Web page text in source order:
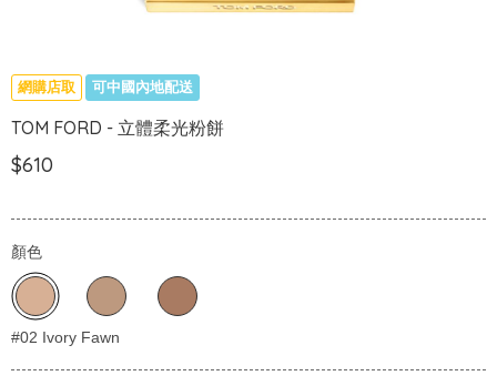
網購店取 可中國內地配送
TOM FORD - 立體柔光粉餅
$610
顏色